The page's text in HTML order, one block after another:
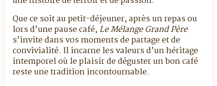
Que ce soit au petit-déjeuner, après un repas ou
lors d’une pause café,Le Mélange Grand Père
s’invite dans vos moments de partage et de
convivialité. Il incarne les valeurs d’un héritage
intemporel où le plaisir de déguster un bon café
reste une tradition incontournable.